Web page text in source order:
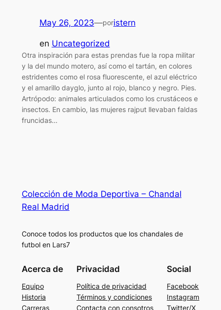
May 26, 2023—poristern
en Uncategorized
Otra inspiración para estas prendas fue la ropa militar
y la del mundo motero, así como el tartán, en colores
estridentes como el rosa fluorescente, el azul eléctrico
y el amarillo dayglo, junto al rojo, blanco y negro. Pies.
Artrópodo: animales articulados como los crustáceos e
insectos. En cambio, las mujeres rajput llevaban faldas
fruncidas…
Colección de Moda Deportiva – Chandal
Real Madrid
Conoce todos los productos que los chandales de
futbol en Lars7
Acerca de
Equipo
Historia
Carreras
Privacidad
Política de privacidad
Términos y condiciones
Contacta con consotros
Social
Facebook
Instagram
Twitter/X